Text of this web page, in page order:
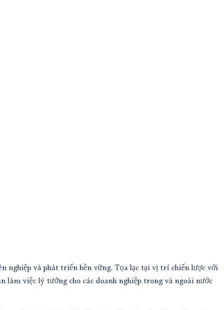
nghiệp và phát triển bền vững. Tọa lạc tại vị trí chiến lược với
làm việc lý tưởng cho các doanh nghiệp trong và ngoài nước